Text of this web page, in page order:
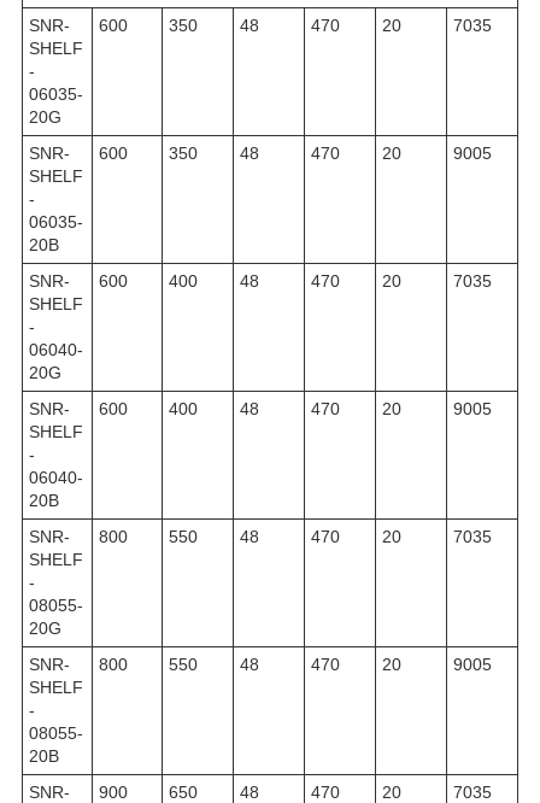
SNR-
SHELF
-
06035-
20G
600 350 48 470 20 7035
SNR-
SHELF
-
06035-
20B
600 350 48 470 20 9005
SNR-
SHELF
-
06040-
20G
600 400 48 470 20 7035
SNR-
SHELF
-
06040-
20B
600 400 48 470 20 9005
SNR-
SHELF
-
08055-
20G
800 550 48 470 20 7035
SNR-
SHELF
-
08055-
20B
800 550 48 470 20 9005
SNR-
900 650 48 470 20 7035